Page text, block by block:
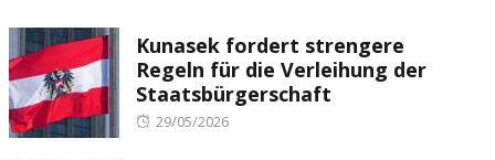
Kunasek fordert strengere
Regeln für die Verleihung der
Staatsbürgerschaft
Posted
29/05/2026